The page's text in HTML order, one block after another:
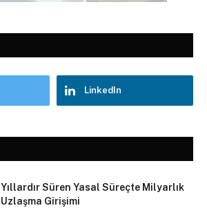
LinkedIn
Yıllardır Süren Yasal Süreçte Milyarlık
Uzlaşma Girişimi